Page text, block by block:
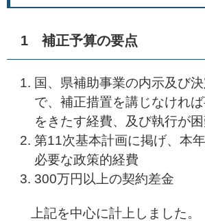
1 補正予算の要点
国、県補助事業の内示及び
で、補正措置を講じなけれ
をきたす経費、及び執行が
第11次基本計画に掲げ、本
必要な政策的経費
300万円以上の契約差金
上記を中心に計上しました。